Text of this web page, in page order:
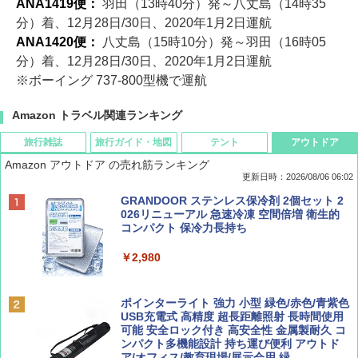
ANA1419便： 羽田（13時40分）発～八丈島（14時35
分）着、12月28日/30日、2020年1月2日運航
ANA1420便：
八丈島（15時10分）発～羽田（16時05
分）着、12月28日/30日、2020年1月2日運航
※ボーイング 737-800型機で運航
Amazon トラベル関連ランキング
旅行雑誌
ディズニーファン ２０２６年 ９月号 [雑
誌] (ＤＩＳＮＥＹ ＦＡＮ)
Coyote No.89 特集 星野道夫 夢見る旅
￥1,540
旅行ガイド・地図
D40 地球の歩き方 チェンマイ タイ北部の魅
力的な町 2026～2027 地球の歩き方D アジア
A09 地球の歩き方 イタリア 2026～2027 地
球の歩き方A ヨーロッパ
￥2,479
テント
[キャンパーズコレクション 山善] ポップアッ
プテント 傘みたいに広げて畳める パッとサ
ッとサンシェード キューブ フルクローズ メ
&ハイキング カーキ PATC-150(KH)
PYKES PEAK (パイクスピーク) 着替えテン
ト プライバシー テント 【中が透けない】 1
アウトドア
Amazon アウトドア の売れ筋ランキング
更新日時：2026/08/06 06:02
GRANDOOR ステンレス保冷剤 2個セット 2
026リニューアル 急速冷凍 空間倍増 衛生的
コンパクト 保冷力長持ち
￥2,980
ポインターライト 強力 小型 緑色/赤色/青紫色
USB充電式 高精度 超長距離照射 長時間使用
可能 安全ロック付き 高安全性 金属製耐久 コ
ンパクト多機能設計 持ち運び便利 アウトド